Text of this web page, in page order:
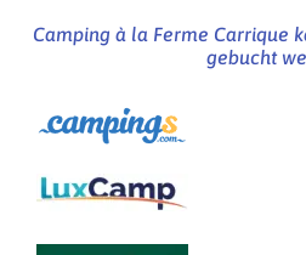
Camping à la Ferme Carrique
gebucht